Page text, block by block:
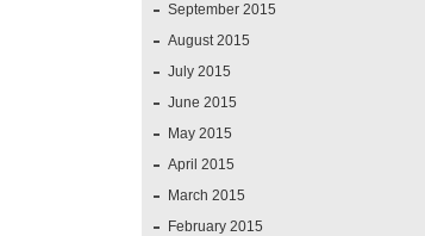
September 2015
August 2015
July 2015
June 2015
May 2015
April 2015
March 2015
February 2015